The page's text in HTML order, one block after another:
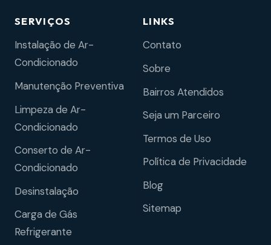
SERVIÇOS
Instalação de Ar-
Condicionado
Manutenção Preventiva
Limpeza de Ar-
Condicionado
Conserto de Ar-
Condicionado
Desinstalação
Carga de Gás
Refrigerante
LINKS
Contato
Sobre
Bairros Atendidos
Seja um Parceiro
Termos de Uso
Política de Privacidade
Blog
Sitemap